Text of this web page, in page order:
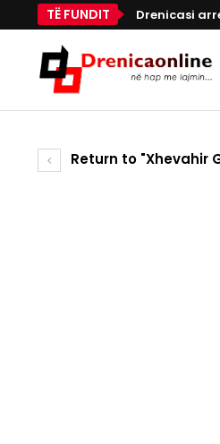
TË FUNDIT Drenicasi
Return to "Xhevahir